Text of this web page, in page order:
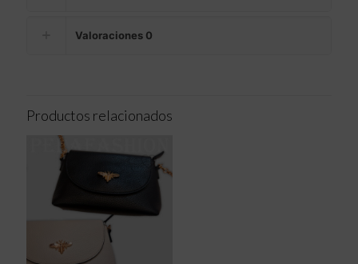
Valoraciones 0
Productos relacionados